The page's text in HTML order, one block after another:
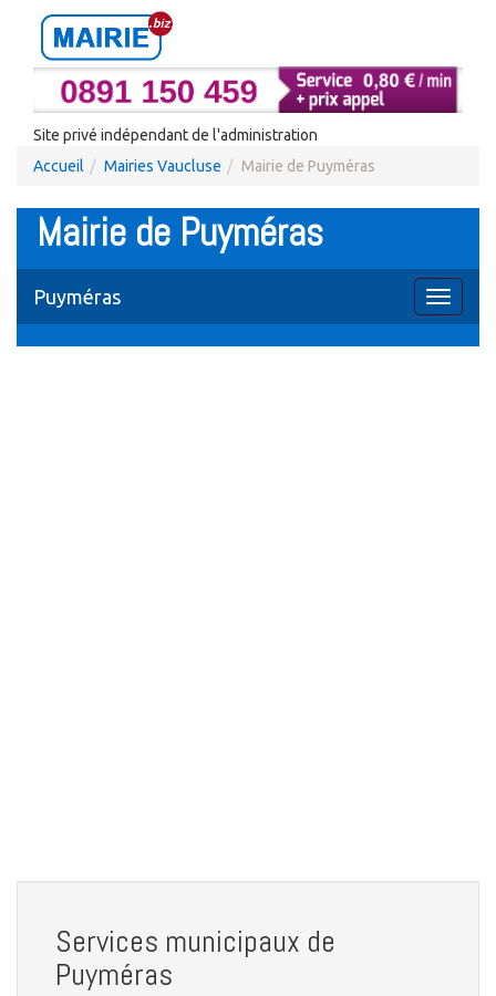
Site privé indépendant de l'administration
Accueil
Mairies Vaucluse Mairie de Puyméras
Mairie de Puyméras
Toggle
Puyméras
Services municipaux de
Puyméras